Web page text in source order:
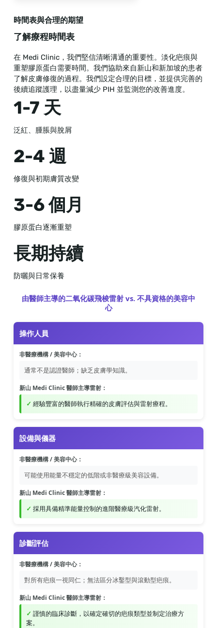
時間表與合理的期望
了解療程時間表
在 Medi Clinic，我們堅信清晰溝通的重要性。淡化疤痕與
重塑膠原蛋白需要時間。我們協助來自新山和新加坡的患者
了解皮膚修復的過程。我們設定合理的目標，並提供完善的
後續追蹤護理，以盡量減少 PIH 並監測您的改善進度。
1-7 天
泛紅、腫脹與脫屑
2-4 週
修復與初期膚質改變
3-6 個月
膠原蛋白逐漸重塑
長期持續
防曬與日常保養
由醫師主導的二氧化碳飛梭雷射 vs. 不具資格的美容中
心
操作人員
非醫療機構 / 美容中心：
通常不是認證醫師；缺乏皮膚學知識。
新山 Medi Clinic 醫師主導雷射：
經驗豐富的醫師執行精確的皮膚評估與雷射療程。
設備與儀器
非醫療機構 / 美容中心：
可能使用能量不穩定的低階或非醫療級美容設備。
新山 Medi Clinic 醫師主導雷射：
採用具備精準能量控制的進階醫療級汽化雷射。
診斷評估
非醫療機構 / 美容中心：
對所有疤痕一視同仁；無法區分冰鑿型與滾動型疤痕。
新山 Medi Clinic 醫師主導雷射：
謹慎的臨床診斷，以確定確切的疤痕類型並制定治療方
案。